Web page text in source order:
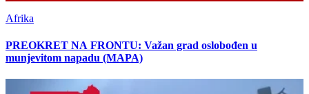
Afrika
PREOKRET NA FRONTU: Važan grad oslobođen u
munjevitom napadu (MAPA)